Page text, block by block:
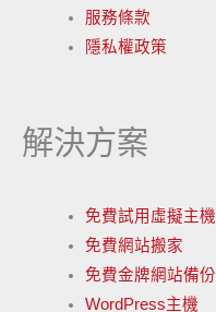
服務條款
隱私權政策
解決方案
免費試用虛擬主機
免費網站搬家
免費金牌網站備份
WordPress主機